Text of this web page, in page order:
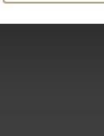
af deres